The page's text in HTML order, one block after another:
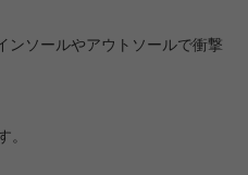
ンソールやアウトソールで衝撃
。